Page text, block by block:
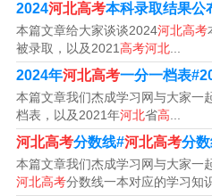
名称与全国统考科目名称相同
一致。
高考要几天时间
1、全国高考有2到4天的时间
考地区（除新高考地区以外的
日，为期两天；（新疆、西藏
2024河北高考本科录取结果公
本篇文章给大家谈谈2024河北高考
被录取，以及2021高考河北
2024年河北高考一分一档表
本篇文章我们杰成学习网与大家一
档表，以及2021年河北省高
河北高考分数线#河北高考分
本篇文章我们杰成学习网与大家一
河北高考分数线一本对应的学习知